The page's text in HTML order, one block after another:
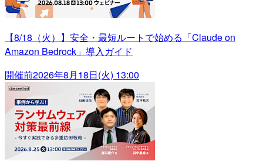
【8/18（火）】安全・最短ルートで始める「Claude on
Amazon Bedrock」導入ガイド
開催前2026年8月18日(火) 13:00